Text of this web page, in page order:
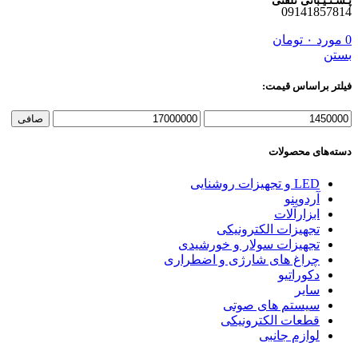
09141857814
0 مورد ۰ تومان
بستن
فیلتر براساس قیمت:
حداقل
حداكثر
صافی
دسته‌های محصولات
LED و تجهیزات روشنایی
آردوینو
ابزارآلات
تجهیزات الکترونیکی
تجهیزات سولار و خورشیدی
چراغ های شارژی و اضطراری
دکوراتیو
سایر
سیستم های صوتی
قطعات الکترونیکی
لوازم جانبی